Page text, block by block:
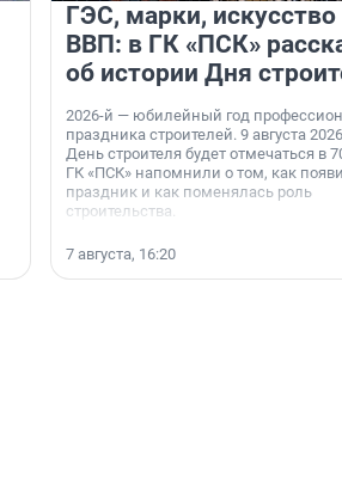
ГЭС, марки, искусство
ВВП: в ГК «ПСК»
об истории Дня
2026-й — юбилейный год
праздника строителей. 9 августа
День строителя будет отмечаться в
ГК «ПСК» напомнили о том, как
праздник и как поменялась роль
строительства.
7 августа, 16:20